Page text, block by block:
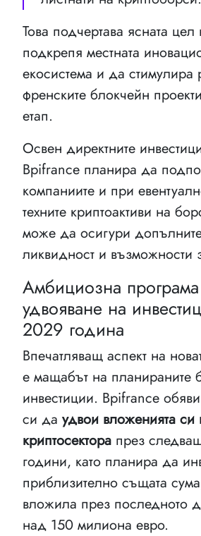
Това подчертава ясната
подкрепя местната
екосистема и да стимулира
френските блокчейн
етап.
Освен директните
Bpifrance планира да
компаниите и при
техните криптоактиви на
може да осигури
ликвидност и възможности
Амбициозна
удвояване на
2029 година
Впечатляващ аспект на
е мащабът на планираните
инвестиции. Bpifrance
си да удвои вложенията си
криптосектора през
години, като планира да
приблизително същата
вложила през последното
над 150 милиона евро.